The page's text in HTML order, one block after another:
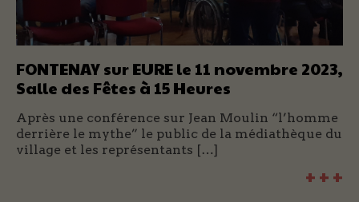
FONTENAY sur EURE le 11 novembre 2023,
Salle des Fêtes à 15 Heures
Après une conférence sur Jean Moulin “l’homme
derrière le mythe” le public de la médiathèque du
village et les représentants […]
+ + +